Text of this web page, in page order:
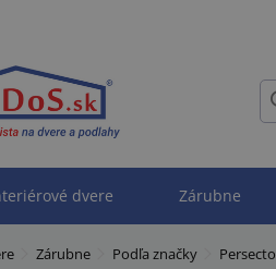
dvere Zárubne
Zárubne Podľa značky Persecto